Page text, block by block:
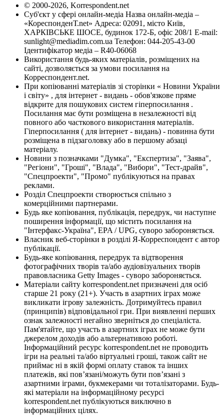
© 2000-2026, Korrespondent.net
Суб'єкт у сфері онлайн-медіа Назва онлайн-медіа –
«КореспонденТ.net» Адреса: 02091, місто Київ,
ХАРКІВСЬКЕ ШОСЕ, будинок 172-Б, офіс 208/1 E-mail:
sunlight@mediadim.com.ua Телефон: 044-205-43-00
Ідентифікатор медіа – R40-06068
Використання будь-яких матеріалів, розміщених на
сайті, дозволяється за умови посилання на
Корреспондент.net.
При копіюванні матеріалів зі сторінки « Новини України
і світу» , для інтернет - видань - обов'язкове пряме
відкрите для пошукових систем гіперпосилання .
Посилання має бути розміщена в незалежності від
повного або часткового використання матеріалів.
Гіперпосилання ( для інтернет - видань) - повинна бути
розміщена в підзаголовку або в першому абзаці
матеріалу.
Новини з позначками "Думка", "Експертиза", "Заява",
"Регіони", "Гроші", "Влада", "Вибори", "Тест-драйв",
"Спецпроекти", "Промо" публікуються на правах
реклами.
Розділ Спецпроекти створюється спільно з
комерційними партнерами.
Будь яке копіювання, публікація, передрук, чи наступне
поширення інформації, що містить посилання на
"Інтерфакс-Україна", EPA / UPG, суворо забороняється.
Власник веб-сторінки в розділі Я-Корреспондент є автор
публікації.
Будь-яке копіювання, передрук та відтворення
фотографічних творів та/або аудіовізуальних творів
правовласника Getty Images - суворо забороняється.
Матеріали сайту korrespondent.net призначені для осіб
старше 21 року (21+). Участь в азартних іграх може
викликати ігрову залежність. Дотримуйтесь правил
(принципів) відповідальної гри. При виявленні перших
ознак залежності негайно зверніться до спеціаліста.
Пам'ятайте, що участь в азартних іграх не може бути
джерелом доходів або альтернативою роботі.
Інформаційний ресурс korrespondent.net не проводить
ігри на реальні та/або віртуальні гроші, також сайт не
приймає ні в якій формі оплату ставок та інших
платежів, які пов’язані/можуть бути пов’язані з
азартними іграми, букмекерами чи тоталізаторами. Будь-
які матеріали на інформаційному ресурсі
korrespondent.net публікуються виключно в
інформаційних цілях.